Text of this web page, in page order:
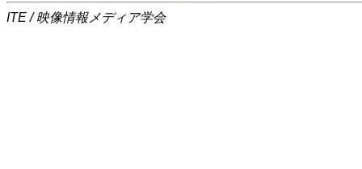
ITE / 映像情報メディア学会